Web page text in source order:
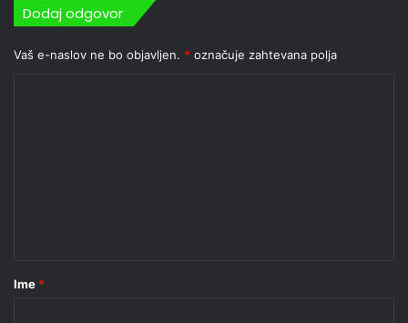
Dodaj odgovor
Vaš e-naslov ne bo objavljen. * označuje zahtevana polja
rIme *